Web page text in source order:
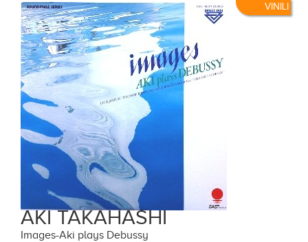
VINILI
AKI TAKAHASHI
Images-Aki plays Debussy